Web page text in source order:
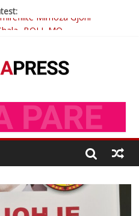
Mimoza Gjoni
-BOLL MO
me mirenjohje nga
në Fushë Kosovë